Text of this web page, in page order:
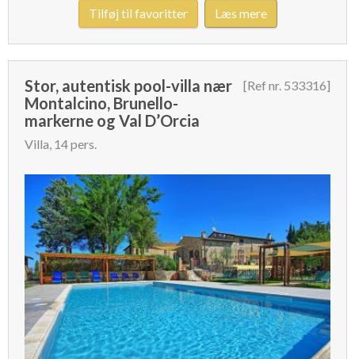
Tilføj til favoritter Læs mere
Stor, autentisk pool-villa nær
Montalcino, Brunello-
markerne og Val D’Orcia
Villa, 14 pers.
[Ref nr. 533316]